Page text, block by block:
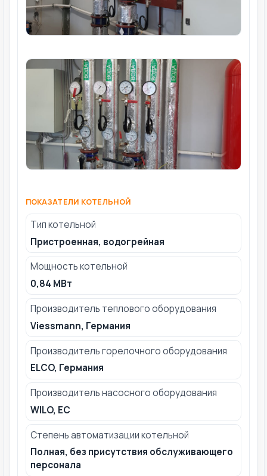
ПОКАЗАТЕЛИ КОТЕЛЬНОЙ
Тип котельной
Пристроенная, водогрейная
Мощность котельной
0,84 МВт
Производитель теплового оборудования
Viessmann, Германия
Производитель горелочного оборудования
ELCO, Германия
Производитель насосного оборудования
WILO, ЕС
Степень автоматизации котельной
Полная, без присутствия обслуживающего
персонала